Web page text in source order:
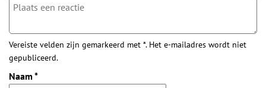
Vereiste velden zijn gemarkeerd met *. Het e-mailadres wordt niet
gepubliceerd.
Naam *